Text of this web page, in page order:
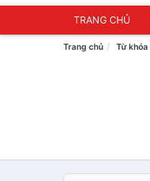
TRANG CHỦ
Trang chủ Từ khóa